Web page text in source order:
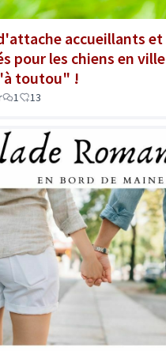
accueillants et
pour les chiens en ville
toutou" !
1 13